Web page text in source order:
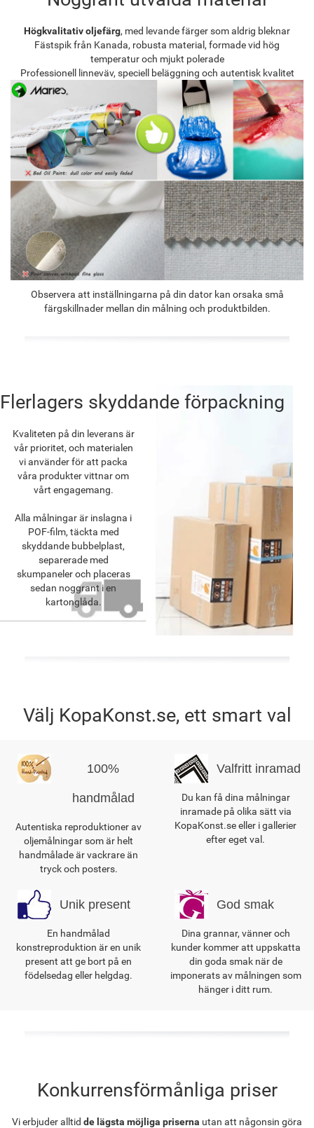
Högkvalitativ oljefärg, med levande färger som aldrig bleknar
Fästspik från Kanada, robusta material, formade vid hög
temperatur och mjukt polerade
Professionell linneväv, speciell beläggning och autentisk kvalitet
Observera att inställningarna på din dator kan orsaka små
färgskillnader mellan din målning och produktbilden.
Flerlagers skyddande förpackning
Kvaliteten på din leverans är
vår prioritet, och materialen
vi använder för att packa
våra produkter vittnar om
vårt engagemang.
Alla målningar är inslagna i
POF-film, täckta med
skyddande bubbelplast,
separerade med
skumpaneler och placeras
sedan noggrant i en
kartonglåda.
Välj KopaKonst.se, ett smart val
100%
handmålad
Autentiska reproduktioner av
oljemålningar som är helt
handmålade är vackrare än
tryck och posters.
Valfritt inramad
Du kan få dina målningar
inramade på olika sätt via
KopaKonst.se eller i gallerier
efter eget val.
Unik present
En handmålad
konstreproduktion är en unik
present att ge bort på en
födelsedag eller helgdag.
God smak
Dina grannar, vänner och
kunder kommer att uppskatta
din goda smak när de
imponerats av målningen som
hänger i ditt rum.
Konkurrensförmånliga priser
Vi erbjuder alltid de lägsta möjliga priserna utan att någonsin göra